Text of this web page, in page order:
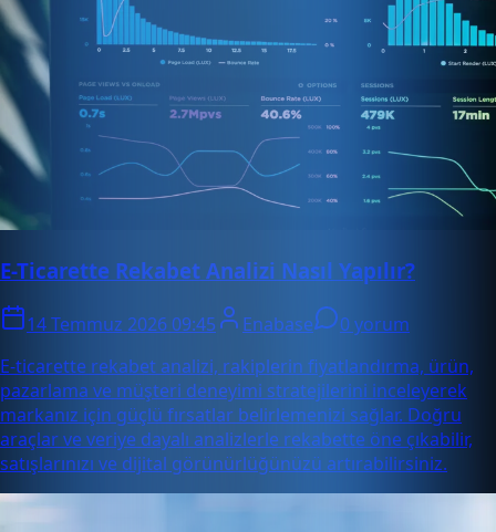
E-Ticarette Rekabet Analizi Nasıl Yapılır?
14 Temmuz 2026 09:45 Enabase
0 yorum
E-ticarette rekabet analizi, rakiplerin fiyatlandırma, ürün,
pazarlama ve müşteri deneyimi stratejilerini inceleyerek
markanız için güçlü fırsatlar belirlemenizi sağlar. Doğru
araçlar ve veriye dayalı analizlerle rekabette öne çıkabilir,
satışlarınızı ve dijital görünürlüğünüzü artırabilirsiniz.